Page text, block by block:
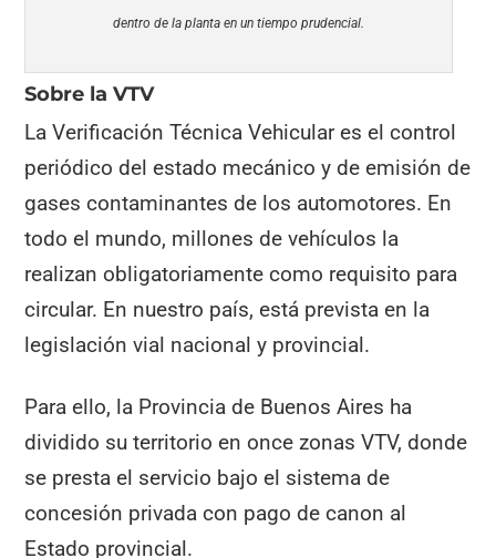
dentro de la planta en un tiempo prudencial.
Sobre la VTV
La Verificación Técnica Vehicular es el control
periódico del estado mecánico y de emisión de
gases contaminantes de los automotores. En
todo el mundo, millones de vehículos la
realizan obligatoriamente como requisito para
circular. En nuestro país, está prevista en la
legislación vial nacional y provincial.
Para ello, la Provincia de Buenos Aires ha
dividido su territorio en once zonas VTV, donde
se presta el servicio bajo el sistema de
concesión privada con pago de canon al
Estado provincial.